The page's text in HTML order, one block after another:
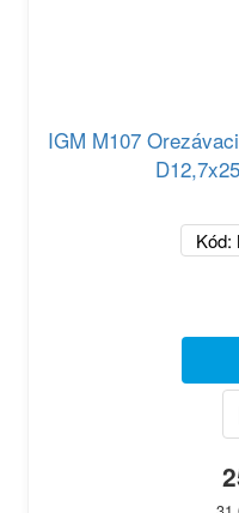
IGM M107
Kód: